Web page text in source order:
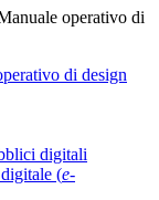
operativo di
di design
digitali
(e-